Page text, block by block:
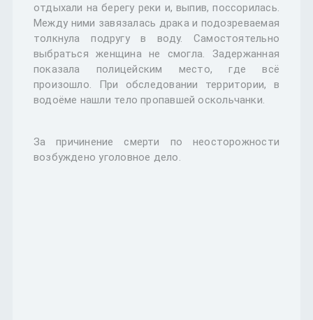
отдыхали на берегу реки и, выпив, поссорилась.
Между ними завязалась драка и подозреваемая
толкнула подругу в воду. Самостоятельно
выбраться женщина не смогла. Задержанная
показала полицейским место, где всё
произошло. При обследовании территории, в
водоёме нашли тело пропавшей оскольчанки.
За причинение смерти по неосторожности
возбуждено уголовное дело.